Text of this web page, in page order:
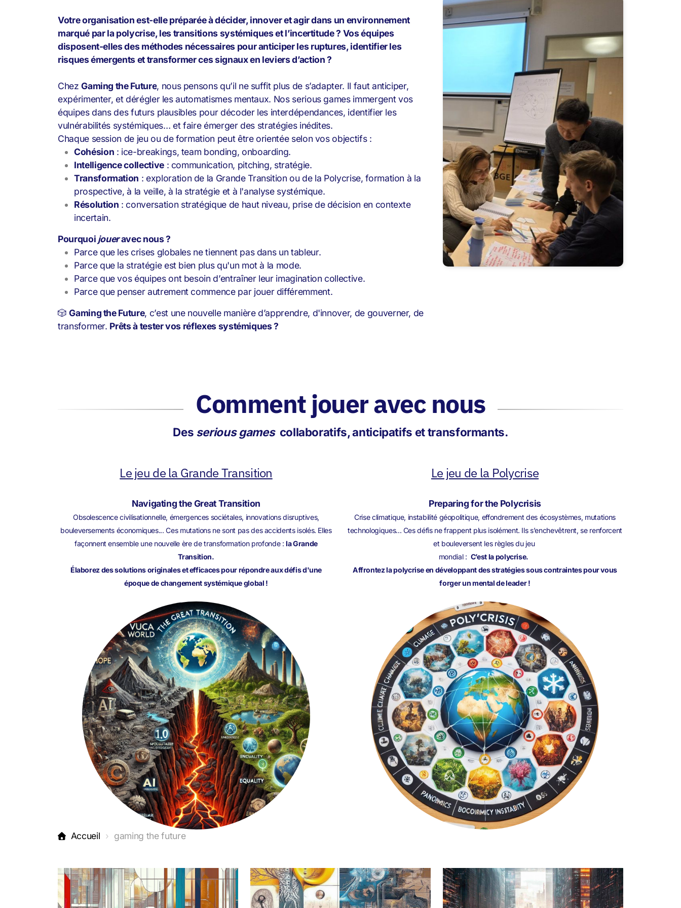
Votre organisation est-elle préparée à décider, innover et agir dans un environnement
marqué par la polycrise, les transitions systémiques et l’incertitude ? Vos équipes
disposent-elles des méthodes nécessaires pour anticiper les ruptures, identifier les
risques émergents et transformer ces signaux en leviers d’action ?
ChezGaming the Future, nous pensons qu’il ne suffit plus de s’adapter. Il faut anticiper,
expérimenter, et dérégler les automatismes mentaux. Nos serious games immergent vos
équipes dans des futurs plausibles pour décoder les interdépendances, identifier les
vulnérabilités systémiques… et faire émerger des stratégies inédites.
Chaque session de jeu ou de formation peut être orientée selon vos objectifs :
Cohésion : ice-breakings, team bonding, onboarding.
Intelligence collective: communication, pitching, stratégie.
Transformation : exploration de la Grande Transition ou de la Polycrise, formation à la
prospective, à la veille, à la stratégie et à l'analyse systémique.
Résolution : conversation stratégique de haut niveau, prise de décision en contexte
incertain.
Pourquoi joueravec nous ?
Parce que les crises globales ne tiennent pas dans un tableur.
Parce que la stratégie est bien plus qu'un mot à la mode.
Parce que vos équipes ont besoin d’entraîner leur imagination collective.
Parce que penser autrement commence par jouer différemment.
🎲Gaming the Future, c’est une nouvelle manière d’apprendre, d'innover, de gouverner, de
transformer. Prêts à tester vos réflexes systémiques ?
Comment jouer avec nous
Des serious gamescollaboratifs, anticipatifs et transformants.
Le jeu de la Grande Transition
Navigating the Great Transition
Obsolescence civilisationnelle, émergences sociétales, innovations disruptives,
bouleversements économiques... Ces mutations ne sont pas des accidents isolés. Elles
façonnent ensemble une nouvelle ère de transformation profonde :la Grande
Transition.
Élaborez des solutions originales et efficaces pour répondre aux défis d'une
époque de changement systémique global !
Le jeu de la Polycrise
Preparing for the Polycrisis
Crise climatique, instabilité géopolitique, effondrement des écosystèmes, mutations
technologiques... Ces défis ne frappent plus isolément. Ils s’enchevêtrent, se renforcent
et bouleversent les règles du jeu
mondial : C’est la polycrise.
Affrontez la polycrise en développant des stratégies sous contraintes pour vous
forger un mental de leader !
Accueil gaming the future